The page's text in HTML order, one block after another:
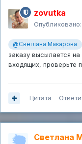
zovutka
Опубликовано:
@Светлана Макарова
заказу высылается
входящих, проверьте
Цитата
Светлана